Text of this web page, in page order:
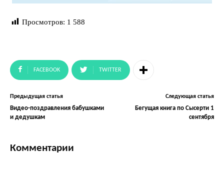
Просмотров: 1 588
FACEBOOK TWITTER
Предыдущая статья
Видео-поздравления бабушками
и дедушкам
Следующая статья
Бегущая книга по Сысерти 1
сентября
Комментарии